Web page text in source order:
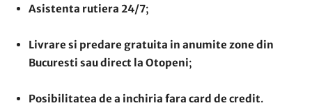
Asistenta rutiera 24/7;
Livrare si predare gratuita in anumite zone din
Bucuresti sau direct la Otopeni;
Posibilitatea de a inchiria fara card de credit.